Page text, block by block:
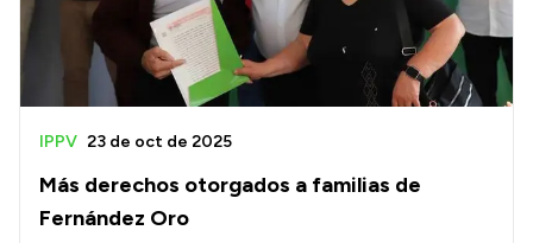
Más derechos otorgados a familias de
Fernández Oro
IPPV 23 de oct de 2025